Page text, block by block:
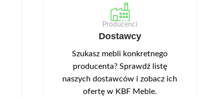
Producenci
Dostawcy
Szukasz mebli konkretnego
producenta? Sprawdź listę
naszych dostawców i zobacz ich
ofertę w KBF Meble.